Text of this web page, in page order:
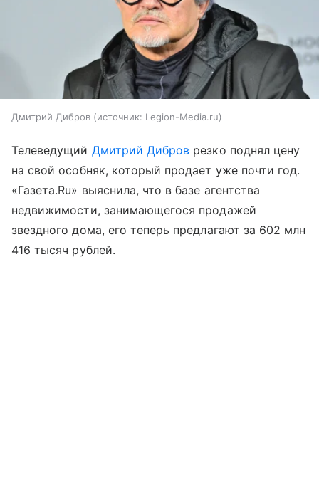
Дмитрий Дибров источник: Legion-Media.ru
Телеведущий Дмитрий Дибров резко поднял цену
на свой особняк, который продает уже почти год.
«Газета.Ru» выяснила, что в базе агентства
недвижимости, занимающегося продажей
звездного дома, его теперь предлагают за 602 млн
416 тысяч рублей.